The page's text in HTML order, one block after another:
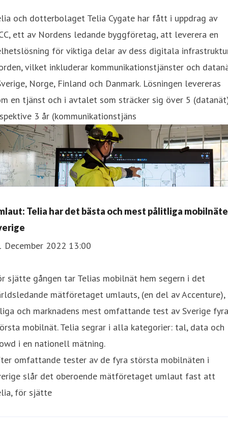
och dotterbolaget Telia Cygate har fått i uppdrag av
ett av Nordens ledande byggföretag, att leverera en
för viktiga delar av dess digitala
vilket inkluderar kommunikationstjänster och
Norge, Finland och Danmark. Lösningen levereras
en tjänst och i avtalet som sträcker sig över 5
3 år (kommunikationstjäns
Telia har det bästa och mest pålitliga
December 2022 13:00
sjätte gången tar Telias mobilnät hem segern i det
mätföretaget umlauts, (en del av Accenture),
och marknadens mest omfattande test av Sverige fyra
mobilnät. Telia segrar i alla kategorier: tal, data och
i en nationell mätning.
omfattande tester av de fyra största mobilnäten i
slår det oberoende mätföretaget umlaut fast att
för sjätte